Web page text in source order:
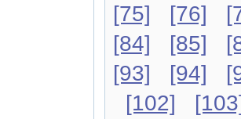
[75]
[76]
[84]
[85]
[93]
[94]
[102]